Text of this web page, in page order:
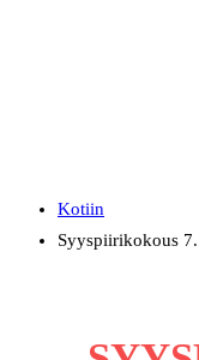
Kotiin
Syyspiirikokous